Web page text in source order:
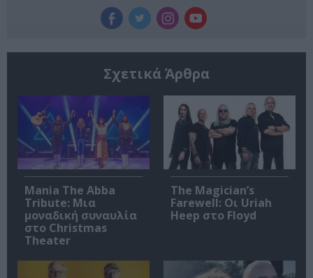
Σχετικά Άρθρα
Mania The Abba
Tribute: Μια
μοναδική συναυλία
στο Christmas
Theater
The Magician’s
Farewell: Οι Uriah
Heep στο Floyd